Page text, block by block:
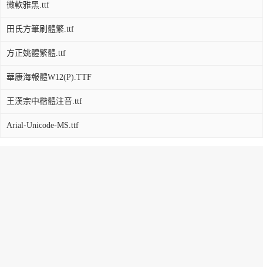
微軟雅黑.ttf
田氏方筆刷體繁.ttf
方正姚體繁體.ttf
華康海報體W12(P).TTF
王漢宗中楷體注音.ttf
Arial-Unicode-MS.ttf